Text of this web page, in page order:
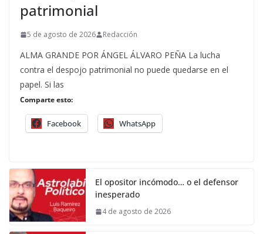
patrimonial
5 de agosto de 2026 Redacción
ALMA GRANDE POR ÁNGEL ÁLVARO PEÑA La lucha
contra el despojo patrimonial no puede quedarse en el
papel. Si las
Comparte esto:
Facebook WhatsApp
El opositor incómodo… o el defensor
inesperado
4 de agosto de 2026